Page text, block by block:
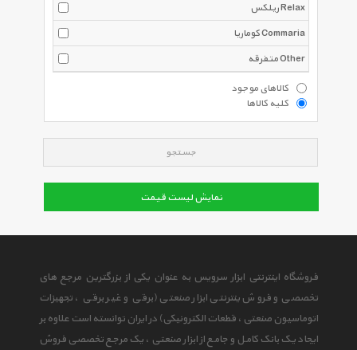
ریلکس Relax
کوماریا Commaria
متفرقه Other
کالاهای موجود
کلیه کالاها
جستجو
نمایش لیست قیمت
فروشگاه اینترنتی ابزار سرویس به عنوان یکی از بزرگترین مرجع های
تخصصی و فروش ینترنتی ابزار صنعتی (برقی و غیر برقی ، تجهیزات
اتوماسیون صنعتی ، قطعات الکترونیکی) در ایران توانسته است علاوه بر
ایجاد یک بانک کامل و جامع از ابزار صنعتی ، یک مرجع تخصصی فروش